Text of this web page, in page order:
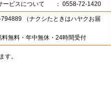
ービスについて ： 0558-72-1420
（ナクシたときはハヤクお届
無料・年中無休・24時間受付
す。